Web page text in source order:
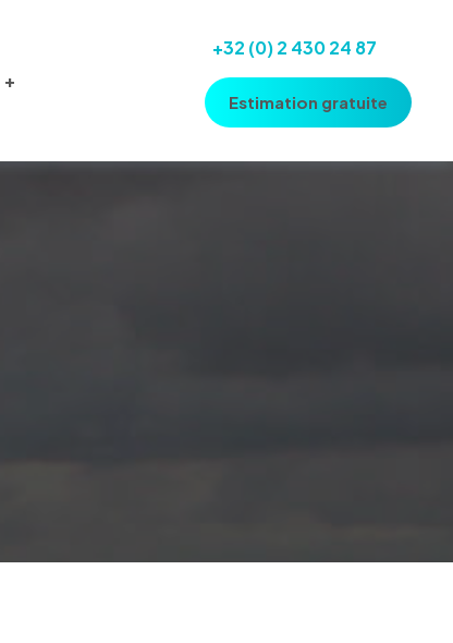
+32 (0) 2 430 24 87
Estimation gratuite